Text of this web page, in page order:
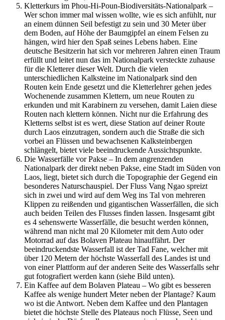
Kletterkurs im Phou-Hi-Poun-Biodiversitäts-Nationalpark –
Wer schon immer mal wissen wollte, wie es sich anfühlt, nur
an einem dünnen Seil befestigt zu sein und 30 Meter über
dem Boden, auf Höhe der Baumgipfel an einem Felsen zu
hängen, wird hier den Spaß seines Lebens haben. Eine
deutsche Besitzerin hat sich vor mehreren Jahren einen Traum
erfüllt und leitet nun das im Nationalpark versteckte zuhause
für die Kletterer dieser Welt. Durch die vielen
unterschiedlichen Kalksteine im Nationalpark sind den
Routen kein Ende gesetzt und die Kletterlehrer gehen jedes
Wochenende zusammen Klettern, um neue Routen zu
erkunden und mit Karabinern zu versehen, damit Laien diese
Routen nach klettern können. Nicht nur die Erfahrung des
Kletterns selbst ist es wert, diese Station auf deiner Route
durch Laos einzutragen, sondern auch die Straße die sich
vorbei an Flüssen und bewachsenen Kalksteinbergen
schlängelt, bietet viele beeindruckende Aussichtspunkte.
Die Wasserfälle vor Pakse – In dem angrenzenden
Nationalpark der direkt neben Pakse, eine Stadt im Süden von
Laos, liegt, bietet sich durch die Topographie der Gegend ein
besonderes Naturschauspiel. Der Fluss Vang Ngao spreizt
sich in zwei und wird auf dem Weg ins Tal von mehreren
Klippen zu reißenden und gigantischen Wasserfällen, die sich
auch beiden Teilen des Flusses finden lassen. Insgesamt gibt
es 4 sehenswerte Wasserfälle, die besucht werden können,
während man nicht mal 20 Kilometer mit dem Auto oder
Motorrad auf das Bolaven Plateau hinauffährt. Der
beeindruckendste Wasserfall ist der Tad Fane, welcher mit
über 120 Metern der höchste Wasserfall des Landes ist und
von einer Plattform auf der anderen Seite des Wasserfalls sehr
gut fotografiert werden kann (siehe Bild unten).
Ein Kaffee auf dem Bolaven Plateau – Wo gibt es besseren
Kaffee als wenige hundert Meter neben der Plantage? Kaum
wo ist die Antwort. Neben dem Kaffee und den Plantagen
bietet die höchste Stelle des Plateaus noch Flüsse, Seen und